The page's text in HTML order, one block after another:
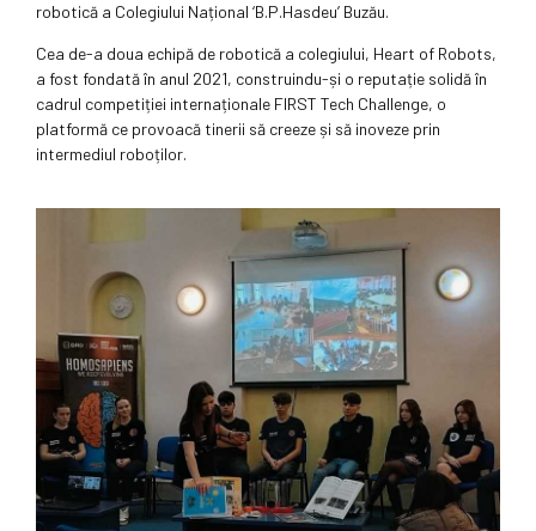
robotică a Colegiului Național ‘B.P.Hasdeu’ Buzău.
Cea de-a doua echipă de robotică a colegiului, Heart of Robots,
a fost fondată în anul 2021, construindu-și o reputație solidă în
cadrul competiției internaționale FIRST Tech Challenge, o
platformă ce provoacă tinerii să creeze și să inoveze prin
intermediul roboților.